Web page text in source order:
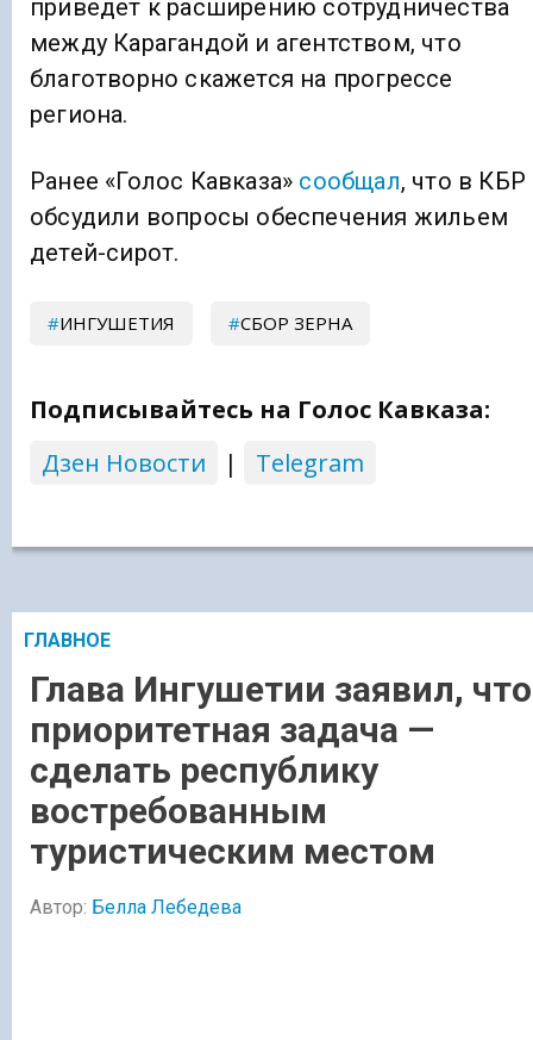
приведет к расширению сотрудничества
между Карагандой и агентством, что
благотворно скажется на прогрессе
региона.
Ранее «Голос Кавказа» сообщал, что в КБР
обсудили вопросы обеспечения жильем
детей-сирот.
ИНГУШЕТИЯ СБОР ЗЕРНА
Подписывайтесь на Голос Кавказа:
Дзен Новости
| Telegram
ГЛАВНОЕ
Глава Ингушетии заявил, что
приоритетная задача —
сделать республику
востребованным
туристическим местом
Автор: Белла Лебедева